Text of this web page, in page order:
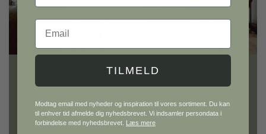
H. Skjalm P.
Gå på opdagelse i vores univers af møbler og
Email
TILMELD
Modtag email med nyheder og inspiration til vores sortiment. Du kan
til enhver tid afmelde dig nyhedsbrevet. Vi indsamler persondata i
forbindelse med nyhedsbrevet. Læs mere